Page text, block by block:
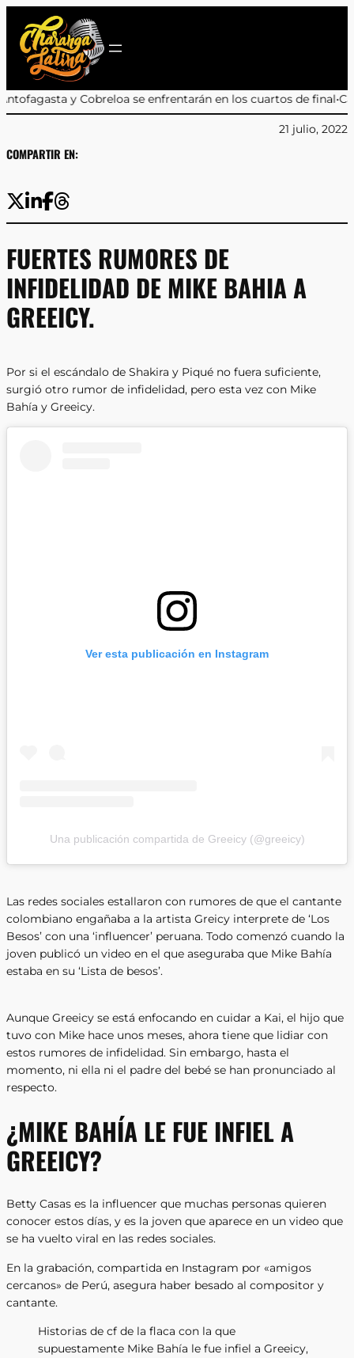
contenido
se enfrentarán en los cuartos de final•Camilo Kong aboga
COMPARTIR EN:
21 julio, 2022
FUERTES RUMORES DE
INFIDELIDAD DE MIKE BAHIA A
GREEICY.
Por si el escándalo de Shakira y Piqué no fuera suficiente,
surgió otro rumor de infidelidad, pero esta vez con Mike
Bahía y Greeicy.
Ver esta publicación en Instagram
Una publicación compartida de Greeicy (@greeicy)
Las redes sociales estallaron con rumores de que el cantante
colombiano engañaba a la artista Greicy interprete de ‘Los
Besos’ con una ‘influencer’ peruana. Todo comenzó cuando la
joven publicó un video en el que aseguraba que Mike Bahía
estaba en su ‘Lista de besos’.
Aunque Greeicy se está enfocando en cuidar a Kai, el hijo que
tuvo con Mike hace unos meses, ahora tiene que lidiar con
estos rumores de infidelidad. Sin embargo, hasta el
momento, ni ella ni el padre del bebé se han pronunciado al
respecto.
¿MIKE BAHÍA LE FUE INFIEL A
GREEICY?
Betty Casas es la influencer que muchas personas quieren
conocer estos días, y es la joven que aparece en un video que
se ha vuelto viral en las redes sociales.
En la grabación, compartida en Instagram por «amigos
cercanos» de Perú, asegura haber besado al compositor y
cantante.
Historias de cf de la flaca con la que
supuestamente Mike Bahía le fue infiel a Greeicy,